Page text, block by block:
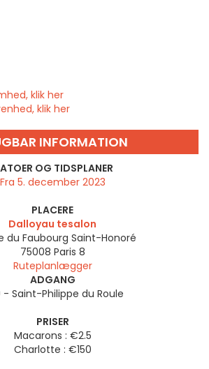
klik her
klik her
INFORMATION
OG TIDSPLANER
Fra 5. december 2023
PLACERE
Dalloyau tesalon
du Faubourg Saint-Honoré
75008 Paris 8
Ruteplanlægger
ADGANG
- Saint-Philippe du Roule
PRISER
Macarons : €2.5
Charlotte : €150